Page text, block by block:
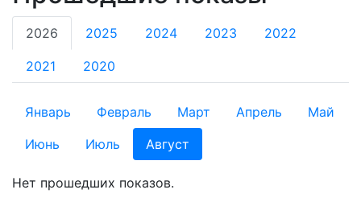
2026 2025 2024 2023 2022
2021 2020
Январь Февраль Март Апрель
Май
Июнь
Июль Август
Нет прошедших показов.